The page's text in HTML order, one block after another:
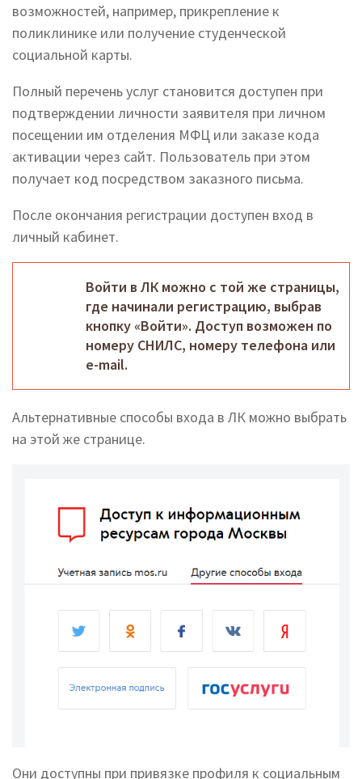
возможностей, например, прикрепление к
поликлинике или получение студенческой
социальной карты.
Полный перечень услуг становится доступен при
подтверждении личности заявителя при личном
посещении им отделения МФЦ или заказе кода
активации через сайт. Пользователь при этом
получает код посредством заказного письма.
После окончания регистрации доступен вход в
личный кабинет.
Войти в ЛК можно с той же страницы,
где начинали регистрацию, выбрав
кнопку «Войти». Доступ возможен по
номеру СНИЛС, номеру телефона или
e-mail.
Альтернативные способы входа в ЛК можно выбрать
на этой же странице.
Они доступны при привязке профиля к социальным